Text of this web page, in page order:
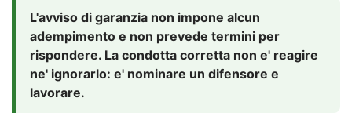
L'avviso di garanzia non impone alcun
adempimento e non prevede termini per
rispondere. La condotta corretta non e' reagire
ne' ignorarlo: e' nominare un difensore e
lavorare.